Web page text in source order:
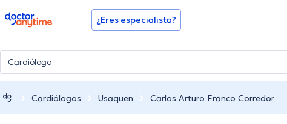
doctoranytime ¿Eres especialista?
Cardiólogos Usaquen Carlos Arturo Franco Corredor